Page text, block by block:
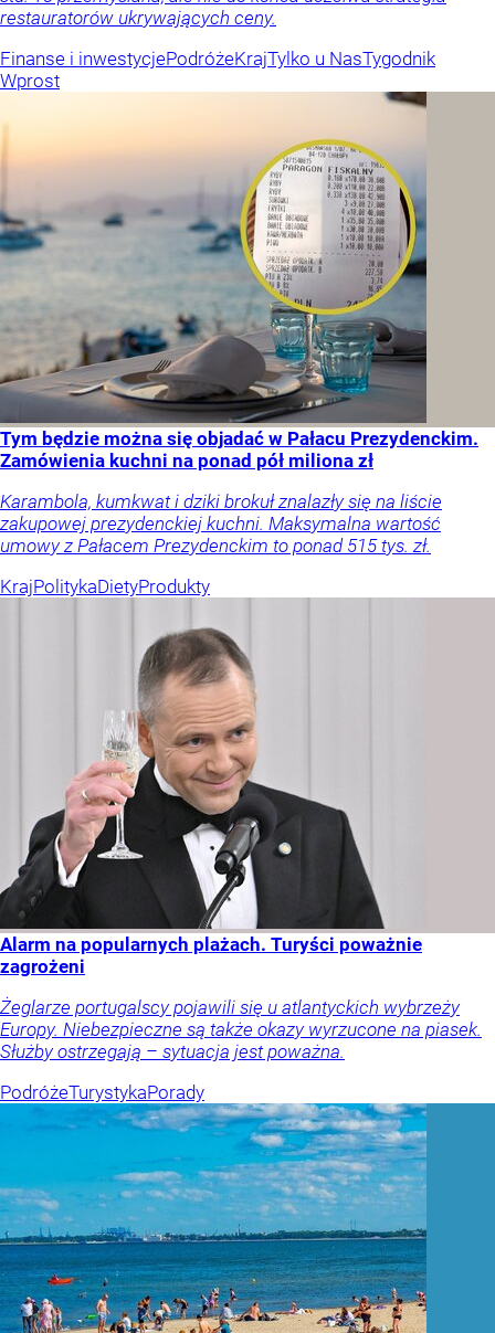
restauratorów ukrywających ceny.
Finanse i inwestycjePodróżeKrajTylko u NasTygodnik
Wprost
Tym będzie można się objadać w Pałacu Prezydenckim.
Zamówienia kuchni na ponad pół miliona zł
Karambola, kumkwat i dziki brokuł znalazły się na liście
zakupowej prezydenckiej kuchni. Maksymalna wartość
umowy z Pałacem Prezydenckim to ponad 515 tys. zł.
KrajPolitykaDietyProdukty
Alarm na popularnych plażach. Turyści poważnie
zagrożeni
Żeglarze portugalscy pojawili się u atlantyckich wybrzeży
Europy. Niebezpieczne są także okazy wyrzucone na piasek.
Służby ostrzegają – sytuacja jest poważna.
PodróżeTurystykaPorady